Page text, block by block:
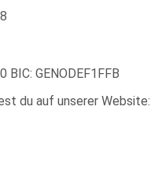
GENODEF1FFB
du auf unserer Website: